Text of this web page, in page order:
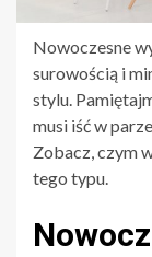
Nowoczesne
surowością i
stylu.
musi iść w
Zobacz, czym
tego typu.